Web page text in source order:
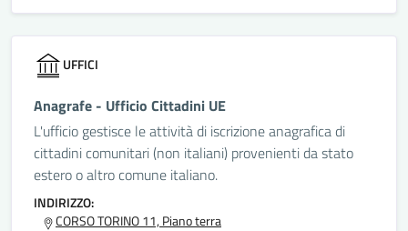
UFFICI
Anagrafe - Ufficio Cittadini UE
L'ufficio gestisce le attività di iscrizione anagrafica di
cittadini comunitari (non italiani) provenienti da stato
estero o altro comune italiano.
INDIRIZZO:
CORSO TORINO 11, Piano terra